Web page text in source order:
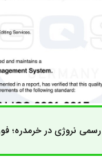
نروژی در خرمدره؛